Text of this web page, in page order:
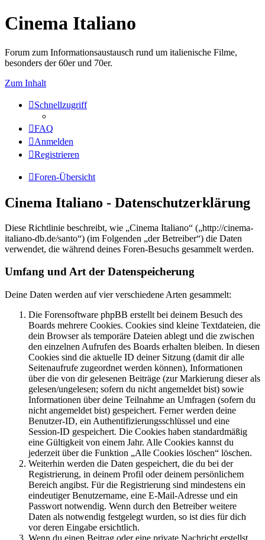
Cinema Italiano
Forum zum Informationsaustausch rund um italienische Filme,
besonders der 60er und 70er.
Zum Inhalt
Schnellzugriff
FAQ
Anmelden
Registrieren
Foren-Übersicht
Cinema Italiano - Datenschutzerklärung
Diese Richtlinie beschreibt, wie „Cinema Italiano“ („http://cinema-
italiano-db.de/santo“) (im Folgenden „der Betreiber“) die Daten
verwendet, die während deines Foren-Besuchs gesammelt werden.
Umfang und Art der Datenspeicherung
Deine Daten werden auf vier verschiedene Arten gesammelt:
Die Forensoftware phpBB erstellt bei deinem Besuch des
Boards mehrere Cookies. Cookies sind kleine Textdateien, die
dein Browser als temporäre Dateien ablegt und die zwischen
den einzelnen Aufrufen des Boards erhalten bleiben. In diesen
Cookies sind die aktuelle ID deiner Sitzung (damit dir alle
Seitenaufrufe zugeordnet werden können), Informationen
über die von dir gelesenen Beiträge (zur Markierung dieser als
gelesen/ungelesen; sofern du nicht angemeldet bist) sowie
Informationen über deine Teilnahme an Umfragen (sofern du
nicht angemeldet bist) gespeichert. Ferner werden deine
Benutzer-ID, ein Authentifizierungsschlüssel und eine
Session-ID gespeichert. Die Cookies haben standardmäßig
eine Gültigkeit von einem Jahr. Alle Cookies kannst du
jederzeit über die Funktion „Alle Cookies löschen“ löschen.
Weiterhin werden die Daten gespeichert, die du bei der
Registrierung, in deinem Profil oder deinem persönlichem
Bereich angibst. Für die Registrierung sind mindestens ein
eindeutiger Benutzername, eine E-Mail-Adresse und ein
Passwort notwendig. Wenn durch den Betreiber weitere
Daten als notwendig festgelegt wurden, so ist dies für dich
vor deren Eingabe ersichtlich.